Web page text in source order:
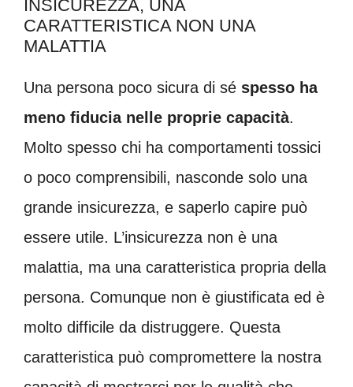
INSICUREZZA, UNA
CARATTERISTICA NON UNA
MALATTIA
Una persona poco sicura di sé spesso ha
meno fiducia nelle proprie capacità.
Molto spesso chi ha comportamenti tossici
o poco comprensibili, nasconde solo una
grande insicurezza, e saperlo capire può
essere utile. L’insicurezza non è una
malattia, ma una caratteristica propria della
persona. Comunque non è giustificata ed è
molto difficile da distruggere. Questa
caratteristica può compromettere la nostra